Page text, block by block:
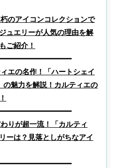
のアイコンコレクションで
ュエリーが人気の理由を解
エの名作！「ハートシェイ
魅力を解説！カルティエの
りが超一流！「カルティ
ーは？見落としがちなアイ